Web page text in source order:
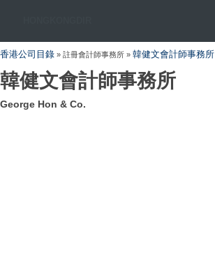
香港公司目錄 » 註冊會計師事務所 » 韓健文會計師事務所
韓健文會計師事務所
George Hon & Co.